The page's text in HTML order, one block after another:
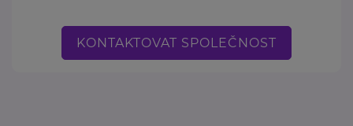
KONTAKTOVAT SPOLEČNOST